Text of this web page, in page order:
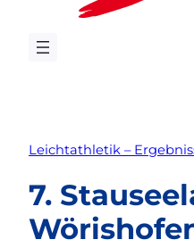
Leichtathletik –
7.